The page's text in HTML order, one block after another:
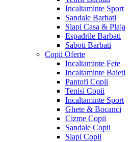
Incaltaminte Sport
Sandale Barbati
Slapi Casa & Plaja
Espadrile Barbati
Saboti Barbati
Copii Oferte
Incaltaminte Fete
Incaltaminte Baieti
Pantofi Copii
Tenisi Copii
Incaltaminte Sport
Ghete & Bocanci
Cizme Copii
Sandale Copii
Slapi Copii